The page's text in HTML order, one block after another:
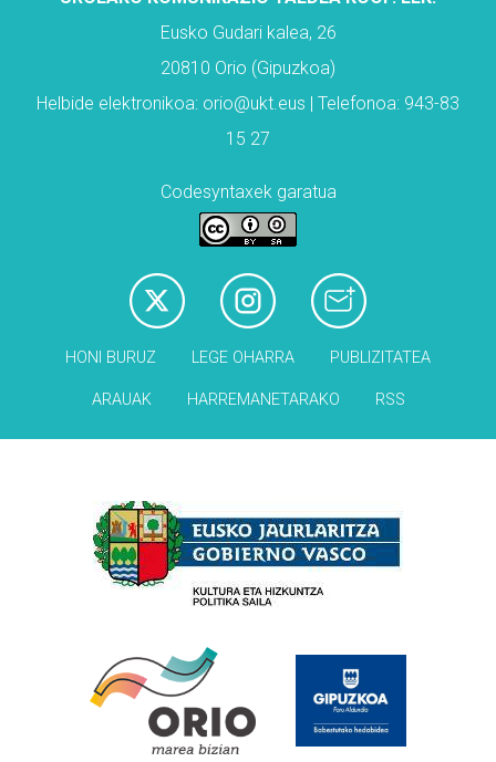
Eusko Gudari kalea, 26
20810 Orio (Gipuzkoa)
Helbide elektronikoa: orio@ukt.eus | Telefonoa: 943-83
15 27
Codesyntaxek garatua
HONI BURUZ LEGE OHARRA PUBLIZITATEA
ARAUAK HARREMANETARAKO RSS